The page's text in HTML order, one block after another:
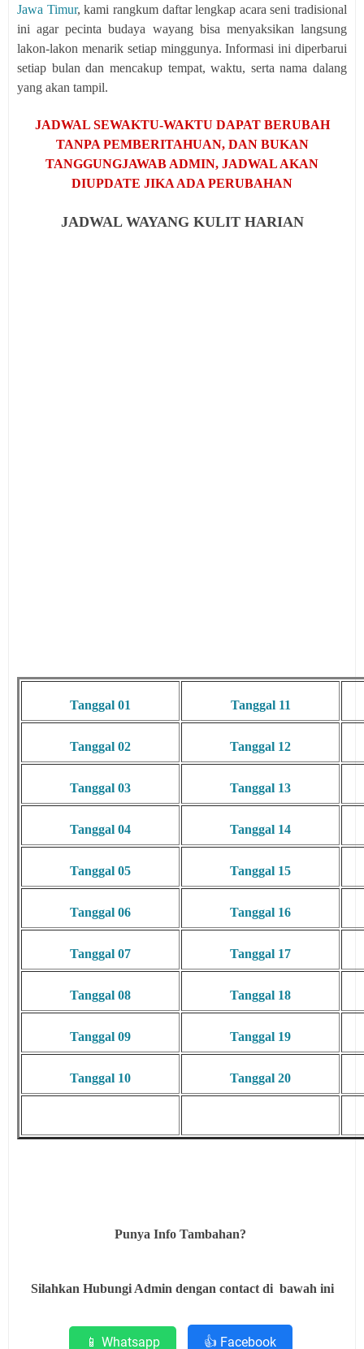
Jawa Timur, kami rangkum daftar lengkap acara seni tradisional
ini agar pecinta budaya wayang bisa menyaksikan langsung
lakon-lakon menarik setiap minggunya. Informasi ini diperbarui
setiap bulan dan mencakup tempat, waktu, serta nama dalang
yang akan tampil.
JADWAL SEWAKTU-WAKTU DAPAT BERUBAH
TANPA PEMBERITAHUAN, DAN BUKAN
TANGGUNGJAWAB ADMIN, JADWAL AKAN
DIUPDATE JIKA ADA PERUBAHAN
JADWAL WAYANG KULIT HARIAN
Tanggal 01 Tanggal 11
Tanggal 02 Tanggal 12
Tanggal 03 Tanggal 13
Tanggal 04 Tanggal 14
Tanggal 05 Tanggal 15
Tanggal 06 Tanggal 16
Tanggal 07 Tanggal 17
Tanggal 08 Tanggal 18
Tanggal 09 Tanggal 19
Tanggal 10 Tanggal 20
Punya Info Tambahan?
Silahkan Hubungi Admin dengan contact di bawah ini
📱 Whatsapp 👍 Facebook